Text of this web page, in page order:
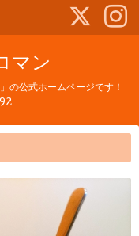
マン
の公式ホームページです！